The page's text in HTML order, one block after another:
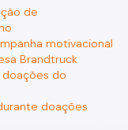
de
motivacional
Brandtruck
doações do
doações